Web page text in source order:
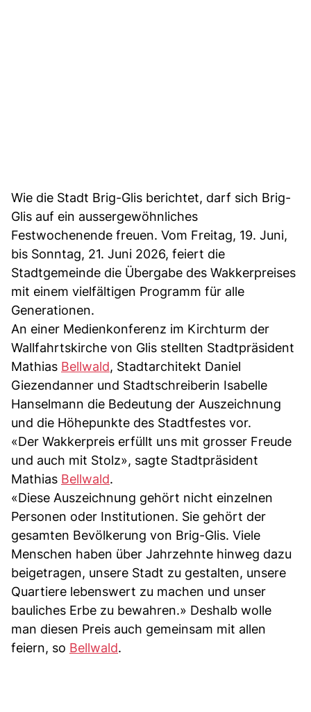
Wie die Stadt Brig-Glis berichtet, darf sich Brig-
Glis auf ein aussergewöhnliches
Festwochenende freuen. Vom Freitag, 19. Juni,
bis Sonntag, 21. Juni 2026, feiert die
Stadtgemeinde die Übergabe des Wakkerpreises
mit einem vielfältigen Programm für alle
Generationen.
An einer Medienkonferenz im Kirchturm der
Wallfahrtskirche von Glis stellten Stadtpräsident
Mathias Bellwald, Stadtarchitekt Daniel
Giezendanner und Stadtschreiberin Isabelle
Hanselmann die Bedeutung der Auszeichnung
und die Höhepunkte des Stadtfestes vor.
«Der Wakkerpreis erfüllt uns mit grosser Freude
und auch mit Stolz», sagte Stadtpräsident
Mathias Bellwald.
«Diese Auszeichnung gehört nicht einzelnen
Personen oder Institutionen. Sie gehört der
gesamten Bevölkerung von Brig-Glis. Viele
Menschen haben über Jahrzehnte hinweg dazu
beigetragen, unsere Stadt zu gestalten, unsere
Quartiere lebenswert zu machen und unser
bauliches Erbe zu bewahren.» Deshalb wolle
man diesen Preis auch gemeinsam mit allen
feiern, so Bellwald.